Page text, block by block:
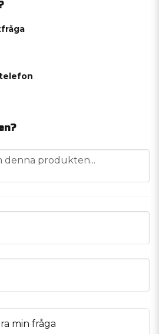
denna produkten...
min fråga